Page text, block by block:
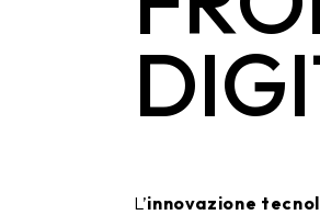
L’innovazione